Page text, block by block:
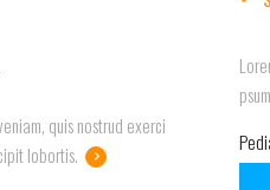
quis nostrud exerci
lobortis.